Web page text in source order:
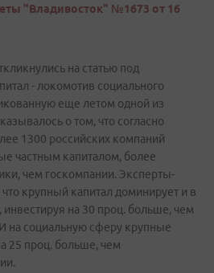
"Владивосток" №1673 от 16
на статью под
- локомотив социального
еще летом одной из
о том, что согласно
1300 российских компаний
частным капиталом, более
чем госкомпании. Эксперты-
крупный капитал доминирует и в
на 30 проц. больше, чем
на социальную сферу крупные
25 проц. больше, чем